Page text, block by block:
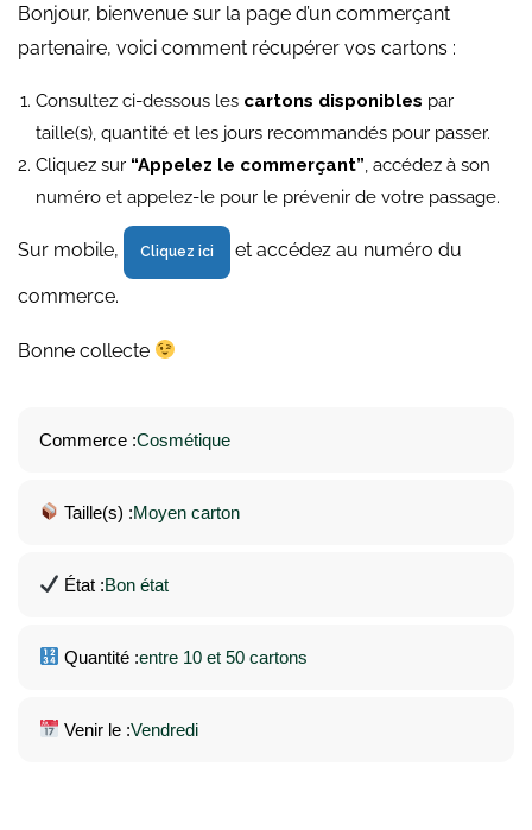
Bonjour, bienvenue sur la page d’un commerçant
partenaire, voici comment récupérer vos cartons :
Consultez ci-dessous les cartons disponibles par
taille(s), quantité et les jours recommandés pour passer.
Cliquez sur “Appelez le commerçant”, accédez à son
numéro et appelez-le pour le prévenir de votre passage.
Sur mobile, Cliquez ici et accédez au numéro du
commerce.
Bonne collecte
Commerce :Cosmétique
Taille(s) :Moyen carton
État :Bon état
Quantité :entre 10 et 50 cartons
Venir le :Vendredi